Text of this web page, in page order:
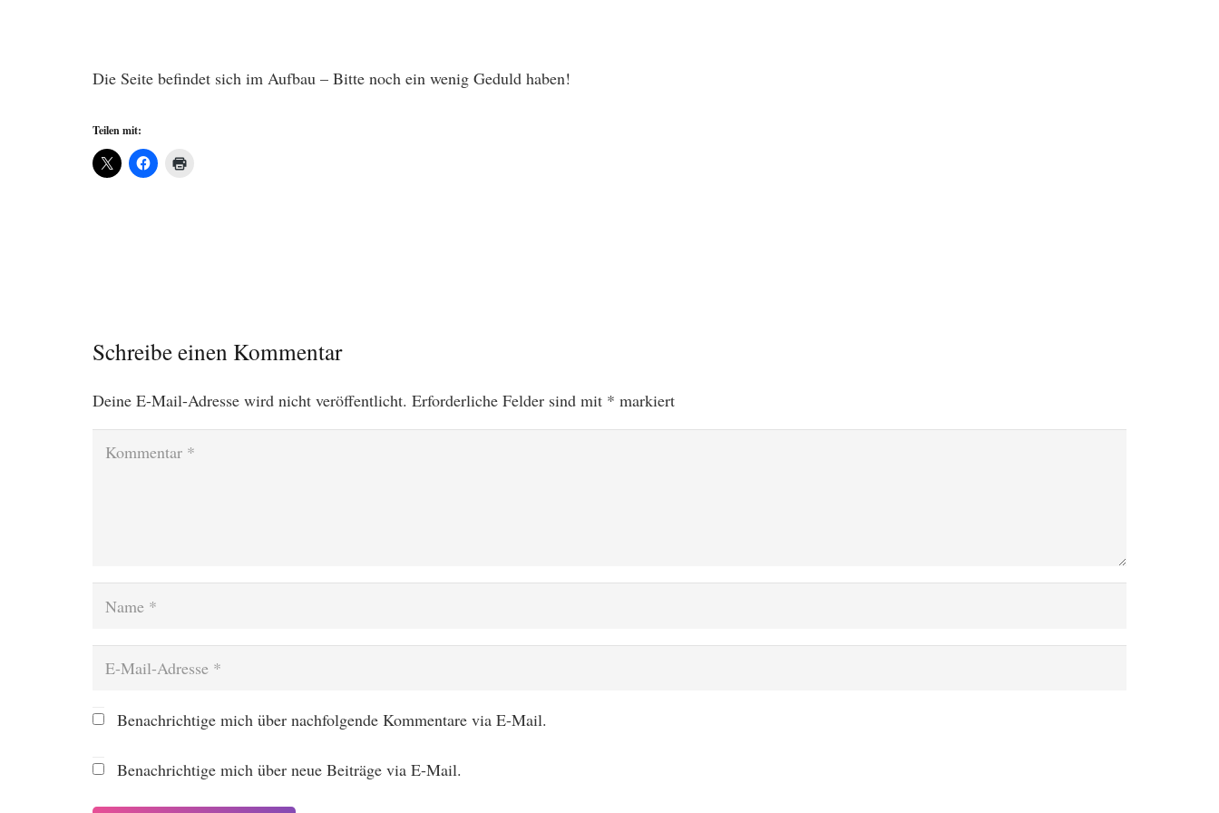
Die Seite befindet sich im Aufbau – Bitte noch ein wenig Geduld haben!
Teilen mit:
Schreibe einen Kommentar
Deine E-Mail-Adresse wird nicht veröffentlicht. Erforderliche Felder sind mit * markiert
Benachrichtige mich über nachfolgende Kommentare via E-Mail.
Benachrichtige mich über neue Beiträge via E-Mail.